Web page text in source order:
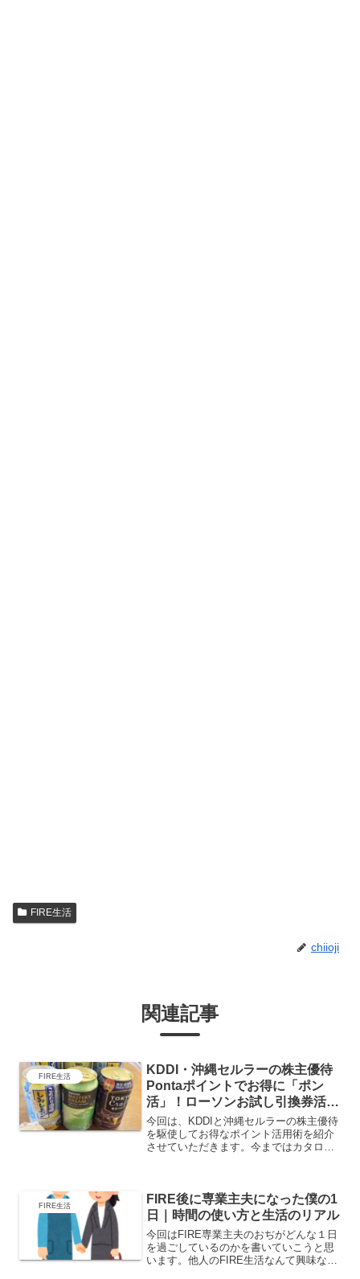
FIRE生活
chiioji
関連記事
FIRE生活
KDDI・沖縄セルラーの株主優待
Pontaポイントでお得に「ポン
活」！ローソンお試し引換券活用
術【2025年最新】
今回は、KDDIと沖縄セルラーの株主優待
を駆使してお得なポイント活用術を紹介
させていただきます。今まではカタログ
て約２倍のレート...
FIRE生活
FIRE後に専業主夫になった僕の1
日｜時間の使い方と生活のリアル
今回はFIRE専業主夫のおぢがどんな１日
を過ごしているのかを書いていこうと思
います。他人のFIRE生活なんて興味ない